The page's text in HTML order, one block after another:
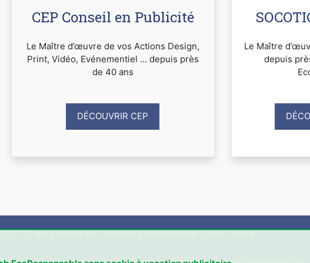
CEP Conseil en Publicité
Le Maître d’œuvre de vos Actions Design,
Print, Vidéo, Evénementiel ... depuis près
de 40 ans
DÉCOUVRIR CEP
Le Maître
depuis
est présent en Touraine à proximité de Tours Centre
Gare de St-Pierre-des-Corps / Tours en Touraine. Présent également